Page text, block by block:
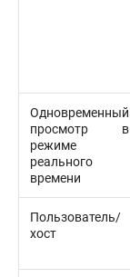
Одновременный
просмотр в
режиме
реального
времени
Пользователь/
хост